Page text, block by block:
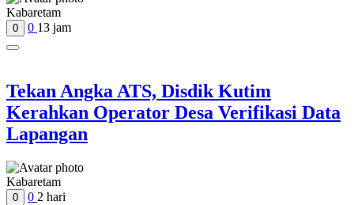
Kabaretam
0 0 13 jam
Tekan Angka ATS, Disdik Kutim
Kerahkan Operator Desa Verifikasi Data
Lapangan
Kabaretam
0 0 2 hari